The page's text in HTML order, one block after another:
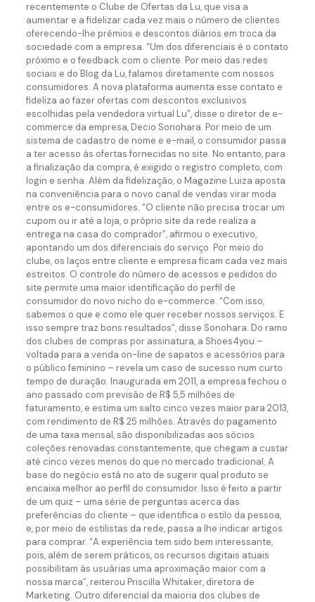
recentemente o Clube de Ofertas da Lu, que visa a
aumentar e a fidelizar cada vez mais o número de clientes
oferecendo-lhe prêmios e descontos diários em troca da
sociedade com a empresa. “Um dos diferenciais é o contato
próximo e o feedback com o cliente. Por meio das redes
sociais e do Blog da Lu, falamos diretamente com nossos
consumidores. A nova plataforma aumenta esse contato e
fideliza ao fazer ofertas com descontos exclusivos
escolhidas pela vendedora virtual Lu”, disse o diretor de e-
commerce da empresa, Decio Sonohara. Por meio de um
sistema de cadastro de nome e e-mail, o consumidor passa
a ter acesso às ofertas fornecidas no site. No entanto, para
a finalização da compra, é exigido o registro completo, com
login e senha. Além da fidelização, o Magazine Luiza aposta
na conveniência para o novo canal de vendas virar moda
entre os e-consumidores. “O cliente não precisa trocar um
cupom ou ir até a loja, o próprio site da rede realiza a
entrega na casa do comprador”, afirmou o executivo,
apontando um dos diferenciais do serviço. Por meio do
clube, os laços entre cliente e empresa ficam cada vez mais
estreitos. O controle do número de acessos e pedidos do
site permite uma maior identificação do perfil de
consumidor do novo nicho do e-commerce. “Com isso,
sabemos o que e como ele quer receber nossos serviços. E
isso sempre traz bons resultados”, disse Sonohara. Do ramo
dos clubes de compras por assinatura, a Shoes4you –
voltada para a venda on-line de sapatos e acessórios para
o público feminino – revela um caso de sucesso num curto
tempo de duração. Inaugurada em 2011, a empresa fechou o
ano passado com previsão de R$ 5,5 milhões de
faturamento, e estima um salto cinco vezes maior para 2013,
com rendimento de R$ 25 milhões. Através do pagamento
de uma taxa mensal, são disponibilizadas aos sócios
coleções renovadas constantemente, que chegam a custar
até cinco vezes menos do que no mercado tradicional. A
base do negócio está no ato de sugerir qual produto se
encaixa melhor ao perfil do consumidor. Isso é feito a partir
de um quiz – uma série de perguntas acerca das
preferências do cliente – que identifica o estilo da pessoa,
e, por meio de estilistas da rede, passa a lhe indicar artigos
para comprar. “A experiência tem sido bem interessante,
pois, além de serem práticos, os recursos digitais atuais
possibilitam às usuárias uma aproximação maior com a
nossa marca”, reiterou Priscilla Whitaker, diretora de
Marketing. Outro diferencial da maioria dos clubes de